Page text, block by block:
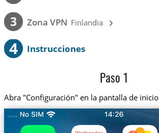
3 Zona VPN Finlandia ›
4 Instrucciones
Paso 1
Abra "Configuración" en la pantalla de